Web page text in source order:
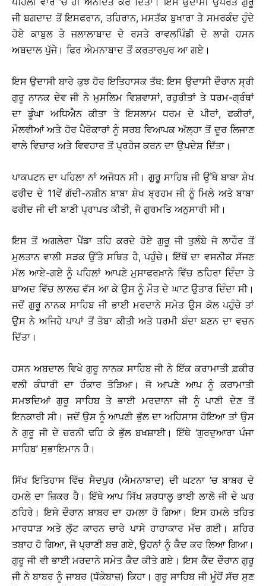
ਜੀ ਬਗਦਾਦ ਤੋਂ ਇਸਫਰਾਨ, ਤਹਿਰਾਨ, ਮਸਤੱਕ ਬੁਖਾਰਾ ਤੇ ਸਮਰਕੰਦ ਹੁੰਦੇ
ਹੋਏ ਕਾਬੁਲ ਤੇ ਜਲਾਲਾਬਾਦ ਦੇ ਰਸਤੇ ਰਾਵਲਪਿੰਡੀ ਦੇ ਲਾਗੇ ਹਸਨ
ਅਬਦਾਲ ਪੁੱਜੇ। ਫਿਰ ਐਮਨਾਬਾਦ ਤੋਂ ਕਰਤਾਰਪੁਰ ਆ ਗਏ।
ਇਸ ਉਦਾਸੀ ਬਾਰੇ ਕੁਝ ਹੋਰ ਇਤਿਹਾਸਕ ਤੱਥ: ਇਸ ਉਦਾਸੀ ਦੌਰਾਨ ਸ੍ਰੀ
ਗੁਰੂ ਨਾਨਕ ਦੇਵ ਜੀ ਨੇ ਮੁਸਲਿਮ ਵਿਸ਼ਵਾਸਾਂ, ਰਹੁਰੀਤਾਂ ਤੇ ਧਰਮ-ਗ੍ਰੰਥਾਂ
ਦਾ ਡੂੰਘਾ ਅਧਿਐਨ ਕੀਤਾ ਤੇ ਇਸਲਾਮ ਧਰਮ ਦੇ ਪੀਰਾਂ, ਫਕੀਰਾਂ,
ਮੌਲਵੀਆਂ ਅਤੇ ਹੋਰ ਪੈਰੋਕਾਰਾਂ ਨੂੰ ਸਰਬ ਵਿਆਪਕ ਅੱਲ੍ਹਾ ਤੋਂ ਦੂਰ ਲਿਜਾਣ
ਵਾਲੇ ਵਿਚਾਰ ਅਤੇ ਵਿਵਹਾਰ ਤੋਂ ਪ੍ਰਹੇਜ ਕਰਨ ਦਾ ਉਪਦੇਸ਼ ਦਿੱਤਾ।
ਪਾਕਪਟਨ ਦਾ ਪਹਿਲਾ ਨਾਂ ਅਜੋਧਨ ਸੀ। ਗੁਰੂ ਸਾਹਿਬ ਜੀ ਉੱਥੇ ਬਾਬਾ ਸ਼ੇਖ
ਫਰੀਦ ਦੇ 11ਵੇਂ ਗੱਦੀ-ਨਸ਼ੀਨ ਬਾਬਾ ਸ਼ੇਖ ਬ੍ਰਹਮ ਜੀ ਨੂੰ ਮਿਲੇ ਅਤੇ ਬਾਬਾ
ਫਰੀਦ ਜੀ ਦੀ ਬਾਣੀ ਪ੍ਰਾਪਤ ਕੀਤੀ, ਜੋ ਗੁਰਮਤਿ ਅਨੁਸਾਰੀ ਸੀ।
ਇਸ ਤੋਂ ਅਗਲੇਰਾ ਪੈਂਡਾ ਤਹਿ ਕਰਦੇ ਹੋਏ ਗੁਰੂ ਜੀ ਤੁਲੰਬੇ ਜੋ ਲਾਹੌਰ ਤੋਂ
ਮੁਲਤਾਨ ਵਾਲੀ ਸੜਕ ਉੱਤੇ ਸਥਿਤ ਹੈ, ਪਹੁੰਚੇ। ਇੱਥੋਂ ਦਾ ਵਸਨੀਕ ਸੱਜਣ
ਮੱਲ ਆਏ-ਗਏ ਨੂੰ ਪਹਿਲਾਂ ਆਪਣੇ ਮੁਸਾਫਰਖ਼ਾਨੇ ਵਿੱਚ ਠਹਿਰਾ ਦਿੰਦਾ ਤੇ
ਬਾਅਦ ਵਿੱਚ ਲਾਲਚ ਵੱਸ ਆ ਕੇ ਉਸ ਨੂੰ ਮੌਤ ਦੇ ਘਾਟ ਉਤਾਰ ਦਿੰਦਾ ਸੀ।
ਜਦੋਂ ਗੁਰੂ ਨਾਨਕ ਸਾਹਿਬ ਜੀ ਭਾਈ ਮਰਦਾਨੇ ਸਮੇਤ ਉਸ ਕੋਲ ਪਹੁੰਚੇ ਤਾਂ
ਉਸ ਨੇ ਅਜਿਹੇ ਪਾਪਾਂ ਤੋਂ ਤੋਬਾ ਕੀਤੀ ਅਤੇ ਧਰਮੀ ਬੰਦਾ ਬਣਨ ਦਾ ਵਚਨ
ਦਿੱਤਾ।
ਹਸਨ ਅਬਦਾਲ ਵਿਖੇ ਗੁਰੂ ਨਾਨਕ ਸਾਹਿਬ ਜੀ ਨੇ ਇੱਕ ਕਰਾਮਾਤੀ ਫ਼ਕੀਰ
ਵਲੀ ਕੰਧਾਰੀ ਦਾ ਹੰਕਾਰ ਤੋੜਿਆ। ਜੋ ਆਪਣੇ ਆਪ ਨੂੰ ਕਰਾਮਾਤੀ
ਸਮਝਦਿਆਂ ਗੁਰੂ ਸਾਹਿਬ ਤੇ ਭਾਈ ਮਰਦਾਨਾ ਜੀ ਨੂੰ ਪਾਣੀ ਦੇਣ ਤੋਂ
ਇਨਕਾਰੀ ਸੀ। ਜਦੋਂ ਉਸ ਨੂੰ ਆਪਣੀ ਭੁੱਲ ਦਾ ਅਹਿਸਾਸ ਹੋਇਆ ਤਾਂ ਉਸ
ਨੇ ਗੁਰੂ ਜੀ ਦੇ ਚਰਨੀ ਢਹਿ ਕੇ ਭੁੱਲ ਬਖਸ਼ਾਈ। ਇੱਥੇ ‘ਗੁਰਦੁਆਰਾ ਪੰਜਾ
ਸਾਹਿਬ’ ਸੁਭਾਇਮਾਨ ਹੈ।
ਸਿੱਖ ਇਤਿਹਾਸ ਵਿੱਚ ਸੈਦਪੁਰ (ਐਮਨਾਬਾਦ) ਦੀ ਘਟਨਾ ’ਚ ਬਾਬਰ ਦੇ
ਹਮਲੇ ਦਾ ਜ਼ਿਕਰ ਹੈ। ਇੱਥੇ ਆਪ ਸਿੱਖ ਸ਼ਰਧਾਲੂ ਭਾਈ ਲਾਲੋ ਜੀ ਦੇ ਘਰ
ਠਹਿਰੇ। ਇਸੇ ਦੌਰਾਨ ਬਾਬਰ ਦਾ ਹਮਲਾ ਹੋ ਗਿਆ। ਇਸ ਹਮਲੇ ਤਹਿਤ
ਮਾਰਧਾੜ ਅਤੇ ਲੁੱਟ ਕਾਰਨ ਚਾਰੇ ਪਾਸੇ ਹਾਹਾਕਾਰ ਮੱਚ ਗਈ। ਸ਼ਹਿਰ
ਤਬਾਹ ਹੋ ਗਿਆ, ਜੋ ਪ੍ਰਾਣੀ ਬਚ ਗਏ, ਉਹਨਾਂ ਨੂੰ ਕੈਦ ਕਰ ਲਿਆ ਗਿਆ।
ਗੁਰੂ ਜੀ ਵੀ ਭਾਈ ਮਰਦਾਨੇ ਸਮੇਤ ਕੈਦ ਕੀਤੇ ਗਏ। ਇਸ ਕੈਦ ਦੌਰਾਨ ਗੁਰੂ
ਜੀ ਨੇ ਬਾਬਰ ਨੂੰ ਜਾਬਰ (ਧੱਕੇਬਾਜ਼) ਕਿਹਾ। ਗੁਰੂ ਸਾਹਿਬ ਜੀ ਮੂੰਹੋਂ ਸੱਚ ਸੁਣ